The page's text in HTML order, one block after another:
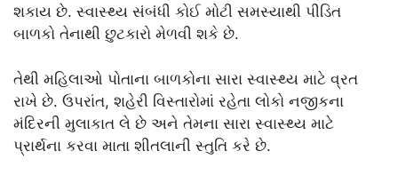
શકાય છે. સ્વાસ્થ્ય સંબંધી કોઈ મોટી સમસ્યાથી પીડિત
બાળકો તેનાથી છુટકારો મેળવી શકે છે.
તેથી મહિલાઓ પોતાના બાળકોના સારા સ્વાસ્થ્ય માટે વ્રત
રાખે છે. ઉપરાંત, શહેરી વિસ્તારોમાં રહેતા લોકો નજીકના
મંદિરની મુલાકાત લે છે અને તેમના સારા સ્વાસ્થ્ય માટે
પ્રાર્થના કરવા માતા શીતલાની સ્તુતિ કરે છે.